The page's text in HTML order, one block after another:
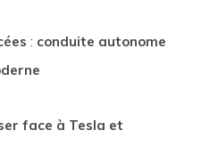
: conduite autonome
face à Tesla et